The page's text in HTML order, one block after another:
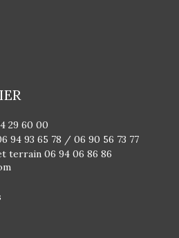
29 60 00
94 93 65 78 / 06 90 56 73 77
terrain 06 94 06 86 86